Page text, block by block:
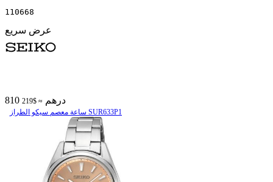
110668
عرض سريع
810 درهم ≈ $219
ساعة معصم سیکو الطراز SUR633P1